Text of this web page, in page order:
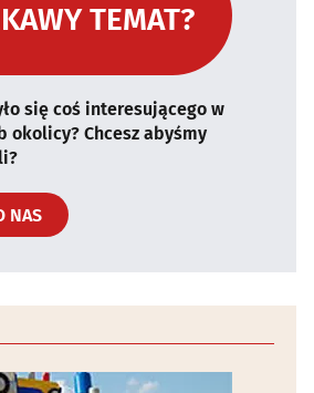
TEMAT?
się coś interesującego w
okolicy? Chcesz abyśmy
NAS